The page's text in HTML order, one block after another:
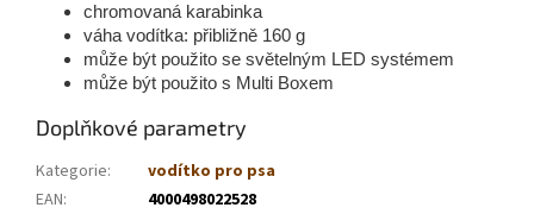
chromovaná karabinka
váha vodítka: přibližně 160 g
může být použito se světelným LED systémem
může být použito s Multi Boxem
Doplňkové parametry
Kategorie:
vodítko pro psa
EAN:
4000498022528